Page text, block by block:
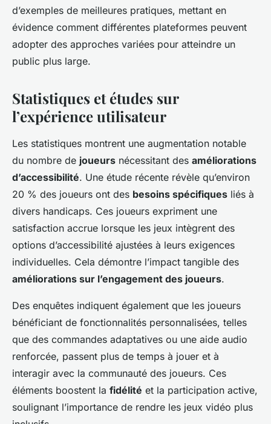
d’exemples de meilleures pratiques, mettant en
évidence comment différentes plateformes peuvent
adopter des approches variées pour atteindre un
public plus large.
Statistiques et études sur
l’expérience utilisateur
Les statistiques montrent une augmentation notable
du nombre de joueurs nécessitant des améliorations
d’accessibilité. Une étude récente révèle qu’environ
20 % des joueurs ont des besoins spécifiques liés à
divers handicaps. Ces joueurs expriment une
satisfaction accrue lorsque les jeux intègrent des
options d’accessibilité ajustées à leurs exigences
individuelles. Cela démontre l’impact tangible des
améliorations sur l’engagement des joueurs.
Des enquêtes indiquent également que les joueurs
bénéficiant de fonctionnalités personnalisées, telles
que des commandes adaptatives ou une aide audio
renforcée, passent plus de temps à jouer et à
interagir avec la communauté des joueurs. Ces
éléments boostent la fidélité et la participation active,
soulignant l’importance de rendre les jeux vidéo plus